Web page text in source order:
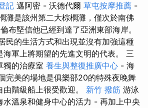
記 邁阿密 - 沃德代爾 草屯按摩推薦 -
灘是該州第二大棕櫚灘，僅次於南佛
布堅信他已經到達了亞洲東部海岸。
民的生活方式和出現並沒有加強這種
海軍上將期望的先進文明的代表。 三
獨的治療室 養生與整復推廣中心 - 海
完美的場地是俱樂部20的特殊夜晚舞
階級船上很受歡迎。 新竹 撥筋 游泳
水溫泉和健身中心的活力 - 再加上中央